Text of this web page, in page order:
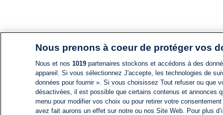
Nous prenons à coeur de protéger vos
Nous et nos 1019partenaires stockons et accédons à des
appareil. Si vous sélectionnez J'accepte, les technologies de
données pour fournir ». Si vous choisissez Tout refuser ou
désactivées, il est possible que certains contenus et annonces
menu pour modifier vos choix ou pour retirer votre
avez fait aurons un effet sur notre ou nos Site Web. Pour plus